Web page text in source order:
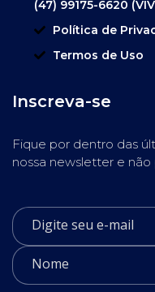
(47) 99175-6620
Política de
Termos de Uso
Inscreva-se
Fique por dentro das
nossa newsletter e